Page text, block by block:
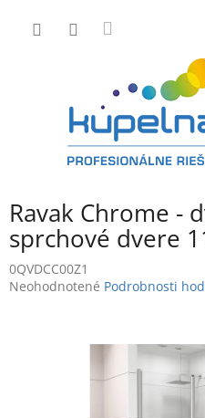
Ravak Chrome -
sprchové dvere
0QVDCC00Z1
Priemerné
Neohodnotené Podrobnosti